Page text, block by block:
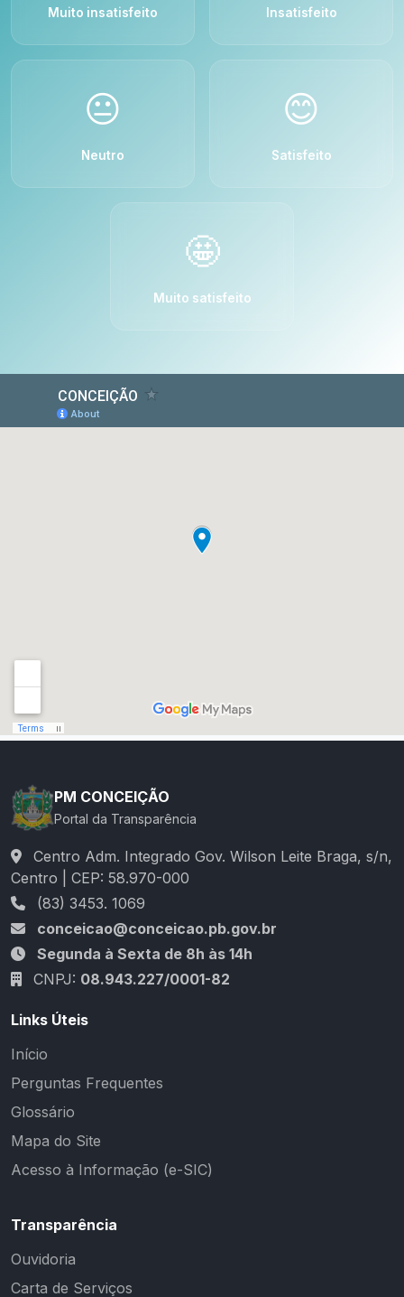
Muito insatisfeito Insatisfeito
😐
Neutro
😊
Satisfeito
🤩
Muito satisfeito
PM CONCEIÇÃO
Portal da Transparência
Centro Adm. Integrado Gov. Wilson Leite Braga, s/n,
Centro | CEP: 58.970-000
(83) 3453. 1069
conceicao@conceicao.pb.gov.br
Segunda à Sexta de 8h às 14h
CNPJ: 08.943.227/0001-82
Links Úteis
Início
Perguntas Frequentes
Glossário
Mapa do Site
Acesso à Informação (e-SIC)
Transparência
Ouvidoria
Carta de Serviços